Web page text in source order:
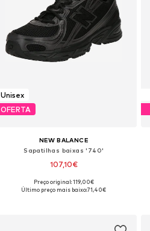
Unisex
OFERTA
NEW BALANCE
Sapatilhas baixas '740'
107,10€
+6
Disponível em vários tamanhos
Preço original: 119,00€
Último preço mais baixo:71,40€